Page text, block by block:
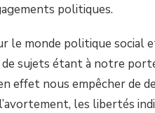
politiques.
le monde politique social
sujets étant à notre
effet nous empêcher de
les libertés